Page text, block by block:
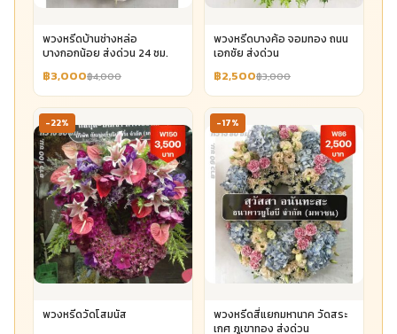
พวงหรีดบ้านช่างหล่อ
บางกอกน้อย ส่งด่วน 24 ชม.
฿3,000฿4,000
พวงหรีดบางค้อ จอมทอง ถนน
เอกชัย ส่งด่วน
฿2,500฿3,000
-22%
พวงหรีดวัดโสมนัส
-17%
พวงหรีดสี่แยกมหานาค วัดสระ
เกศ ภูเขาทอง ส่งด่วน